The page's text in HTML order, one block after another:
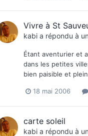
Vivre à St
kabi a répondu à
Étant aventurier et
dans les petites
bien paisible et
18 mai 2006
carte soleil
kabi a répondu à